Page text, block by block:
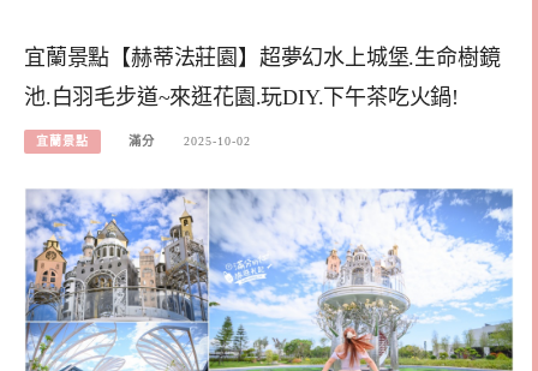
宜蘭景點【赫蒂法莊園】超夢幻水上城堡.生命樹鏡
池.白羽毛步道~來逛花園.玩DIY.下午茶吃火鍋!
宜蘭景點 滿分 2025-10-02